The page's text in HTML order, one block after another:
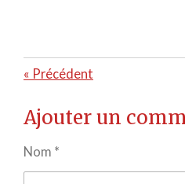
« Précédent
Ajouter un
Nom *